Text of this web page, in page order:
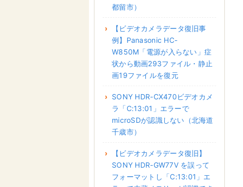
都留市）
【ビデオカメラデータ復旧事
例】Panasonic HC-
W850M「電源が入らない」症
状から動画293ファイル・静止
画19ファイルを復元
SONY HDR-CX470ビデオカメ
ラ「C:13:01」エラーで
microSDが認識しない（北海道
千歳市）
【ビデオカメラデータ復旧】
SONY HDR-GW77V を誤って
フォーマットし「C:13:01」エ